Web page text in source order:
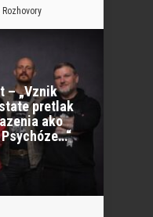
Rozhovory
– „Vznik
pretlak
ako